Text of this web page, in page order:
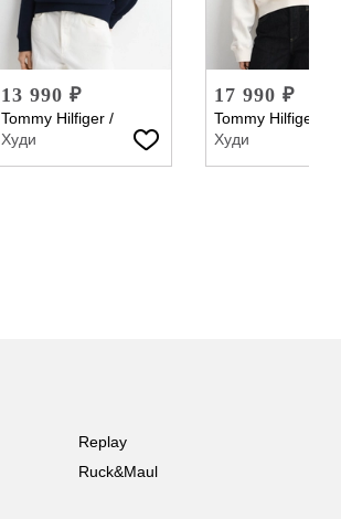
13 990 ₽
Tommy Hilfiger /
Худи
17 990 ₽
Tommy Hilfiger
Худи
Replay
Ruck&Maul